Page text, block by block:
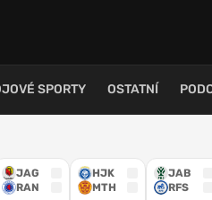
SPORTY OSTATNÍ
JAG
RAN
HJK
MTH
JAB
RFS